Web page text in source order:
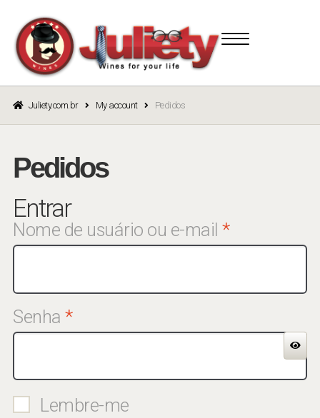
Skip
navigation
Skip
content
Juliety.com.br My account Pedidos
Pedidos
Entrar
Nome de usuário ou e-mail*Obrigatório
Senha*Obrigatório
Lembre-me